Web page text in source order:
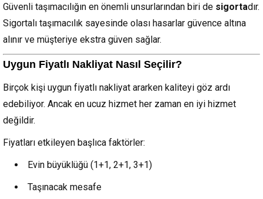
Güvenli taşımacılığın en önemli unsurlarından biri de sigortadır.
Sigortalı taşımacılık sayesinde olası hasarlar güvence altına
alınır ve müşteriye ekstra güven sağlar.
Uygun Fiyatlı Nakliyat Nasıl Seçilir?
Birçok kişi uygun fiyatlı nakliyat ararken kaliteyi göz ardı
edebiliyor. Ancak en ucuz hizmet her zaman en iyi hizmet
değildir.
Fiyatları etkileyen başlıca faktörler:
Evin büyüklüğü (1+1, 2+1, 3+1)
Taşınacak mesafe